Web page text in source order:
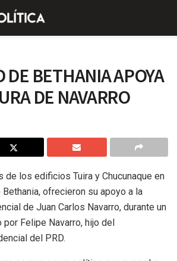
BETHANIA APOYA
DE NAVARRO
los edificios Tuira y Chucunaque en
ofrecieron su apoyo a la
de Juan Carlos Navarro, durante un
Felipe Navarro, hijo del
del PRD.